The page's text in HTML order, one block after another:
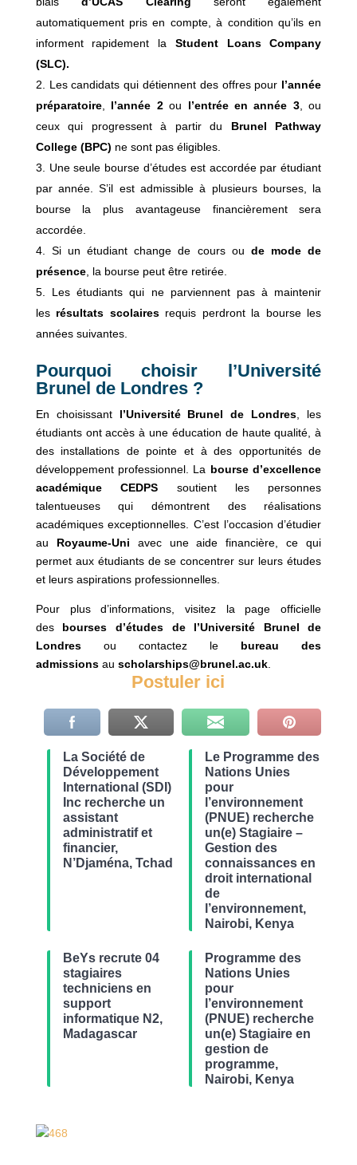
automatiquement pris en compte, à condition qu’ils en
informent rapidement la Student Loans Company
(SLC).
Les candidats qui détiennent des offres pour l’année
préparatoire, l’année 2ou l’entrée en année 3, ou
ceux qui progressent à partir du Brunel Pathway
College (BPC) ne sont pas éligibles.
Une seule bourse d’études est accordée par étudiant
par année. S’il est admissible à plusieurs bourses, la
bourse la plus avantageuse financièrement sera
accordée.
Si un étudiant change de cours ou de mode de
présence, la bourse peut être retirée.
Les étudiants qui ne parviennent pas à maintenir
les résultats scolairesrequis perdront la bourse les
années suivantes.
Pourquoi choisir l’Université
Brunel de Londres ?
En choisissant l’Université Brunel de Londres , les
étudiants ont accès à une éducation de haute qualité, à
des installations de pointe et à des opportunités de
développement professionnel. La bourse d’excellence
académique CEDPS soutient les personnes
talentueuses qui démontrent des réalisations
académiques exceptionnelles. C’est l’occasion d’étudier
au Royaume-Uni avec une aide financière, ce qui
permet aux étudiants de se concentrer sur leurs études
et leurs aspirations professionnelles.
Pour plus d’informations, visitez la page officielle
des bourses d’études de l’Université Brunel de
Londresou contactez le bureau des
admissionsau scholarships@brunel.ac.uk.
Postuler ici
La Société de
Développement
International (SDI)
Inc recherche un
assistant
administratif et
financier,
N’Djaména, Tchad
Le Programme des
Nations Unies
pour
l’environnement
(PNUE) recherche
un(e) Stagiaire –
Gestion des
connaissances en
droit international
de
l’environnement,
Nairobi, Kenya
BeYs recrute 04
stagiaires
techniciens en
support
informatique N2,
Madagascar
Programme des
Nations Unies
pour
l’environnement
(PNUE) recherche
un(e) Stagiaire en
gestion de
programme,
Nairobi, Kenya